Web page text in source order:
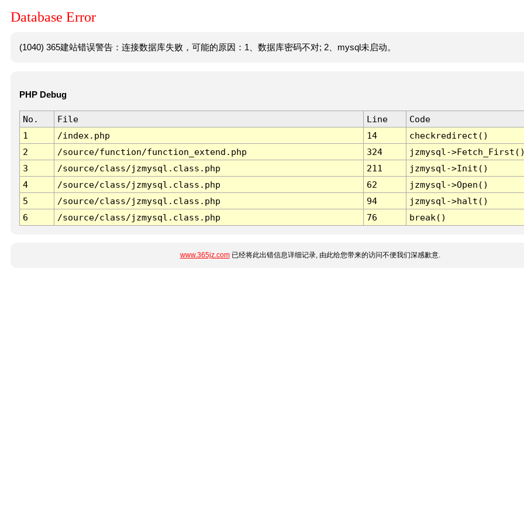
Database Error
(1040) 365建站错误警告：连接数据库失败，可能的原因：1、数据库密码不对; 2、mysql未启动。
PHP Debug
No. File Line
Code
1
/index.php 14
checkredirect()
2
/source/function/function_extend.php 324
jzmysql-
3
/source/class/jzmysql.class.php 211
jzmysql->Init()
4
/source/class/jzmysql.class.php 62
jzmysql->Open()
5
/source/class/jzmysql.class.php 94
jzmysql->halt()
6
/source/class/jzmysql.class.php 76 break()
www.365jz.com已经将此出错信息详细记录, 由此给您带来的访问不便我们深感歉意.